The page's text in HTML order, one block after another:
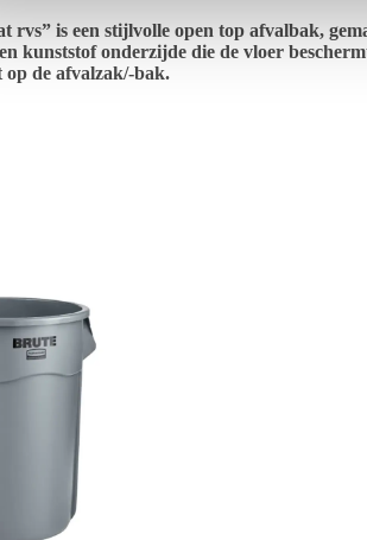
rvs” is een stijlvolle open top afvalbak,
kunststof onderzijde die de vloer
de afvalzak/-bak.